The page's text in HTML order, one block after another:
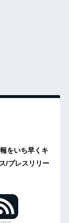
をいち早くキ
/プレスリリー